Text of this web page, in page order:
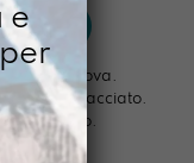
di Padova.
sempre tracciato.
ai 100 euro.
e